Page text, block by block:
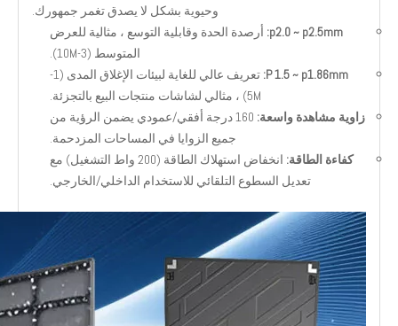
وحيوية بشكل لا يصدق تغمر جمهورك.
p2.0 ~ p2.5mm: أرصدة الحدة وقابلية التوسع ، مثالية للعرض
المتوسط ​​(3-10M).
P 1.5 ~ p1.86mm:
تعريف عالي للغاية لبيئات الإغلاق المدى (1-
5M) ، مثالي لشاشات منتجات البيع بالتجزئة.
زاوية مشاهدة واسعة:
160 درجة أفقي/عمودي يضمن الرؤية من
جميع الزوايا في المساحات المزدحمة.
كفاءة الطاقة:
انخفاض استهلاك الطاقة (200 واط التشغيل) مع
تعديل السطوع التلقائي للاستخدام الداخلي/الخارجي.